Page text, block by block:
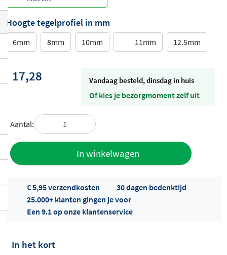
Hoogte tegelprofiel in mm
6mm 8mm 10mm 11mm 12.5mm
17,28 vandaag besteld, dinsdag in huis
Of kies je bezorgmoment zelf uit
Aantal:
In winkelwagen
€ 5,95 verzendkosten
30 dagen bedenktijd
25.000+ klanten gingen je voor
Een 9.1 op onze klantenservice
In het kort